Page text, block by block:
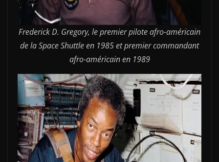
Frederick D. Gregory, le premier pilote afro-américain
de la Space Shuttle en 1985 et premier commandant
afro-américain en 1989